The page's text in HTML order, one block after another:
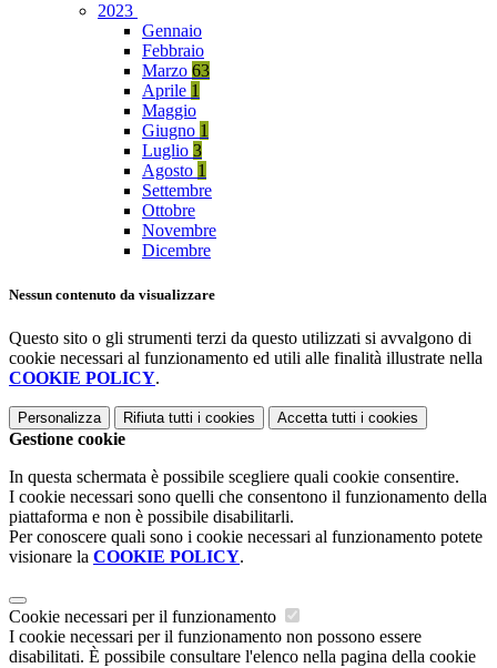
2023
Gennaio
Febbraio
Marzo 63
Aprile 1
Maggio
Giugno 1
Luglio 3
Agosto 1
Settembre
Ottobre
Novembre
Dicembre
Nessun contenuto da visualizzare
Questo sito o gli strumenti terzi da questo utilizzati si avvalgono di
cookie necessari al funzionamento ed utili alle finalità illustrate nella
COOKIE POLICY.
Personalizza Rifiuta tutti i cookies Accetta tutti i cookies
Gestione cookie
In questa schermata è possibile scegliere quali cookie consentire.
I cookie necessari sono quelli che consentono il funzionamento della
piattaforma e non è possibile disabilitarli.
Per conoscere quali sono i cookie necessari al funzionamento potete
visionare la COOKIE POLICY.
Cookie necessari per il funzionamento
I cookie necessari per il funzionamento non possono essere
disabilitati. È possibile consultare l'elenco nella pagina della cookie